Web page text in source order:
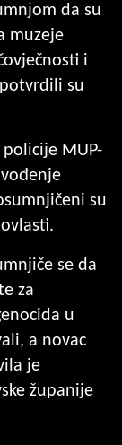
da su
muzeje
i
su
MUP-
su
se da
za
u
a novac
je
županije